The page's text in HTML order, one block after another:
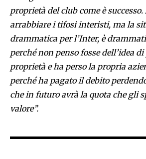
proprietà del club come è successo.
arrabbiare i tifosi interisti, ma la
drammatica per l’Inter, è
perché non penso fosse dell’idea
proprietà e ha perso la propria
perché ha pagato il debito
che in futuro avrà la quota che gli
valore”.